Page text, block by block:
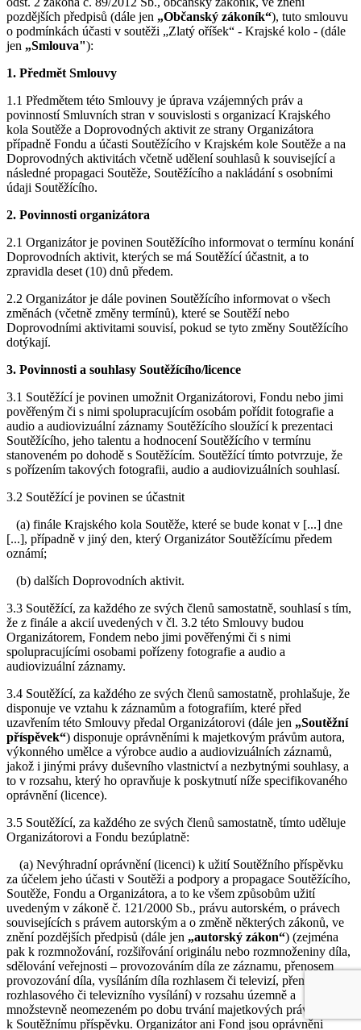
pozdějších předpisů (dále jen „Občanský zákoník“), tuto smlouvu
o podmínkách účasti v soutěži „Zlatý oříšek“ - Krajské kolo - (dále
jen „Smlouva"):
1. Předmět Smlouvy
1.1 Předmětem této Smlouvy je úprava vzájemných práv a
povinností Smluvních stran v souvislosti s organizací Krajského
kola Soutěže a Doprovodných aktivit ze strany Organizátora
případně Fondu a účasti Soutěžícího v Krajském kole Soutěže a na
Doprovodných aktivitách včetně udělení souhlasů k související a
následné propagaci Soutěže, Soutěžícího a nakládání s osobními
údaji Soutěžícího.
2. Povinnosti organizátora
2.1 Organizátor je povinen Soutěžícího informovat o termínu konání
Doprovodních aktivit, kterých se má Soutěžící účastnit, a to
zpravidla deset (10) dnů předem.
2.2 Organizátor je dále povinen Soutěžícího informovat o všech
změnách (včetně změny termínů), které se Soutěží nebo
Doprovodními aktivitami souvisí, pokud se tyto změny Soutěžícího
dotýkají.
3. Povinnosti a souhlasy Soutěžícího/licence
3.1 Soutěžící je povinen umožnit Organizátorovi, Fondu nebo jimi
pověřeným či s nimi spolupracujícím osobám pořídit fotografie a
audio a audiovizuální záznamy Soutěžícího sloužící k prezentaci
Soutěžícího, jeho talentu a hodnocení Soutěžícího v termínu
stanoveném po dohodě s Soutěžícím. Soutěžící tímto potvrzuje, že
s pořízením takových fotografii, audio a audiovizuálních souhlasí.
3.2 Soutěžící je povinen se účastnit
(a) finále Krajského kola Soutěže, které se bude konat v [...] dne
[...], případně v jiný den, který Organizátor Soutěžícímu předem
oznámí;
(b) dalších Doprovodních aktivit.
3.3 Soutěžící, za každého ze svých členů samostatně, souhlasí s tím,
že z finále a akcií uvedených v čl. 3.2 této Smlouvy budou
Organizátorem, Fondem nebo jimi pověřenými či s nimi
spolupracujícími osobami pořízeny fotografie a audio a
audiovizuální záznamy.
3.4 Soutěžící, za každého ze svých členů samostatně, prohlašuje, že
disponuje ve vztahu k záznamům a fotografiím, které před
uzavřením této Smlouvy předal Organizátorovi (dále jen „Soutěžní
příspěvek“) disponuje oprávněními k majetkovým právům autora,
výkonného umělce a výrobce audio a audiovizuálních záznamů,
jakož i jinými právy duševního vlastnictví a nezbytnými souhlasy, a
to v rozsahu, který ho opravňuje k poskytnutí níže specifikovaného
oprávnění (licence).
3.5 Soutěžící, za každého ze svých členů samostatně, tímto uděluje
Organizátorovi a Fondu bezúplatně:
(a) Nevýhradní oprávnění (licenci) k užití Soutěžního příspěvku
za účelem jeho účasti v Soutěži a podpory a propagace Soutěžícího,
Soutěže, Fondu a Organizátora, a to ke všem způsobům užití
uvedeným v zákoně č. 121/2000 Sb., právu autorském, o právech
souvisejících s právem autorským a o změně některých zákonů, ve
znění pozdějších předpisů (dále jen „autorský zákon“) (zejména
pak k rozmnožování, rozšiřování originálu nebo rozmnoženiny díla,
sdělování veřejnosti – provozováním díla ze záznamu, přenosem
provozování díla, vysíláním díla rozhlasem či televizí, přenosem
rozhlasového či televizního vysílání) v rozsahu územně a
množstevně neomezeném po dobu trvání majetkových práv
k Soutěžnímu příspěvku. Organizátor ani Fond jsou oprávněni